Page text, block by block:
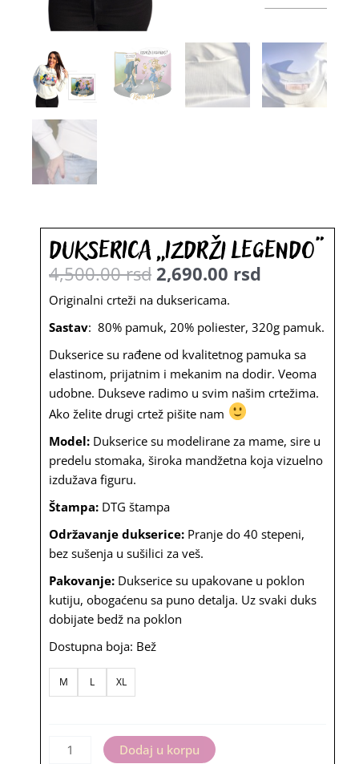
Dukserica „Izdrži legendo“
4,500.00rsd
Originalna
cena
je
bila:
4,500.00
rsd.
2,690.00 rsd
cena
je:
2,690.00
rsd.
Originalni crteži na duksericama.
Sastav: 80% pamuk, 20% poliester, 320g pamuk.
Dukserice su rađene od kvalitetnog pamuka sa
elastinom, prijatnim i mekanim na dodir. Veoma
udobne. Dukseve radimo u svim našim crtežima.
Ako želite drugi crtež pišite nam
Model: Dukserice su modelirane za mame, sire u
predelu stomaka, široka mandžetna koja vizuelno
izdužava figuru.
Štampa: DTG štampa
Održavanje dukserice: Pranje do 40 stepeni,
bez sušenja u sušilici za veš.
Pakovanje: Dukserice su upakovane u poklon
kutiju, obogaćenu sa puno detalja. Uz svaki duks
dobijate bedž na poklon
Dostupna boja: Bež
M L XL
Dukserica
Dodaj u korpu